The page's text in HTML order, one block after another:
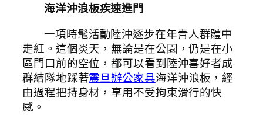
海洋沖浪板疾速進門
一項時髦活動陸沖逐步在年青人群體中
走紅。這個炎天，無論是在公園，仍是在小
區門口前的空位，都可以看到陸沖喜好者成
群結隊地踩著震旦辦公家具海洋沖浪板，經
由過程把持身材，享用不受拘束滑行的快
感。